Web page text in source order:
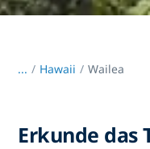
... / Hawaii Wailea
Erkunde das